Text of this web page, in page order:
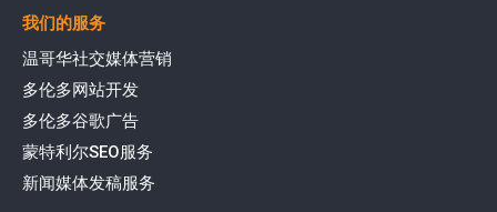
我们的服务
温哥华社交媒体营销
多伦多网站开发
多伦多谷歌广告
蒙特利尔SEO服务
新闻媒体发稿服务